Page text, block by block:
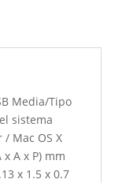
Media/Tipo
sistema
Mac OS X
A x P) mm
x 1.5 x 0.7